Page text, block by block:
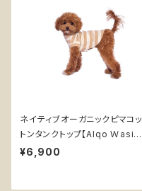
ネイティブオーガニックピマコッ
トンタンクトップ【Alqo Ｗasi】
犬服 ベージュ ブラウン ストライ
¥6,900